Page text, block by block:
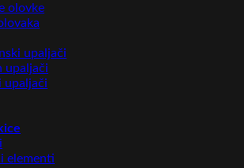
olovke
upaljači
upaljači
upaljači
elementi